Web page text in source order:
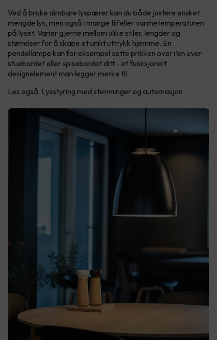
Ved å bruke dimbare lyspærer kan du både justere ønsket
mengde lys, men også i mange tilfeller varmetemperaturen
på lyset. Varier gjerne mellom ulike stiler, lengder og
størrelser for å skape et unikt uttrykk hjemme. En
pendellampe kan for eksempel sette prikken over i’en over
stuebordet eller spisebordet ditt - et funksjonelt
designelement man legger merke til.
Les også: Lysstyring med stemninger og automasjon